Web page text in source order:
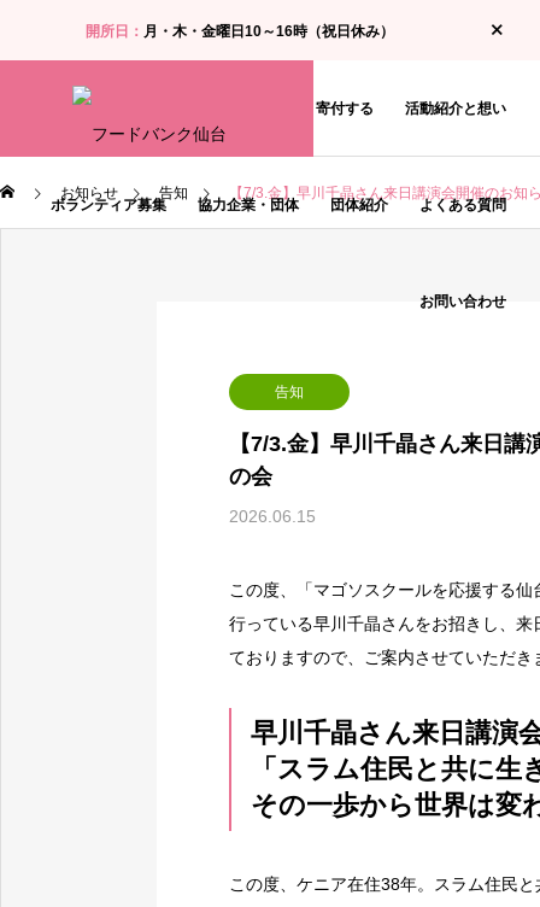
開所日： 月・木・金曜日10～16時（祝日休み）
お知らせ 寄付する 活動紹介と想い
ボランティア募集 協力企業・団体 団体紹介 よくある質問
お問い合わせ
お知らせ 告知 【7/3.金】早川千晶さん来日講演会開催のお
告知
【7/3.金】早川千晶さん来日
の会
2026.06.15
この度、「マゴソスクールを応援する
行っている早川千晶さんをお招きし、
ておりますので、ご案内させていただき
早川千晶さん来日講演
「スラム住民と共に
その一歩から世界は変
この度、ケニア在住38年。スラム住民